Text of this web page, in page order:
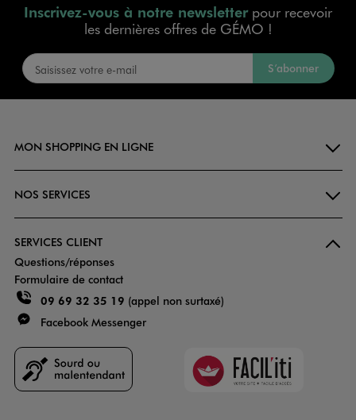
Inscrivez-vous à notre newsletterpour recevoir
les dernières offres de GÉMO !
S’abonner
MON SHOPPING EN LIGNE
NOS SERVICES
SERVICES CLIENT
Questions/réponses
Formulaire de contact
09 69 32 35 19 (appel non surtaxé)
Facebook Messenger
Faciliti